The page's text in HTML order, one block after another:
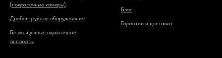
(покрасочные камеры)
Дробеструйное оборудование
Безвоздушные окрасочные
аппараты
Блог
Гарантии и доставка